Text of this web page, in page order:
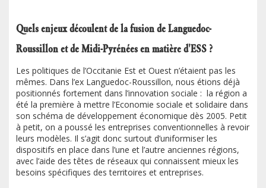
Quels enjeux découlent de la fusion de Languedoc-
Roussillon et de Midi-Pyrénées en matière d'ESS ?
Les politiques de l’Occitanie Est et Ouest n’étaient pas les
mêmes. Dans l’ex Languedoc-Roussillon, nous étions déjà
positionnés fortement dans l’innovation sociale : la région a
été la première à mettre l’Economie sociale et solidaire dans
son schéma de développement économique dès 2005. Petit
à petit, on a poussé les entreprises conventionnelles à revoir
leurs modèles. Il s’agit donc surtout d’uniformiser les
dispositifs en place dans l’une et l’autre anciennes régions,
avec l’aide des têtes de réseaux qui connaissent mieux les
besoins spécifiques des territoires et entreprises.